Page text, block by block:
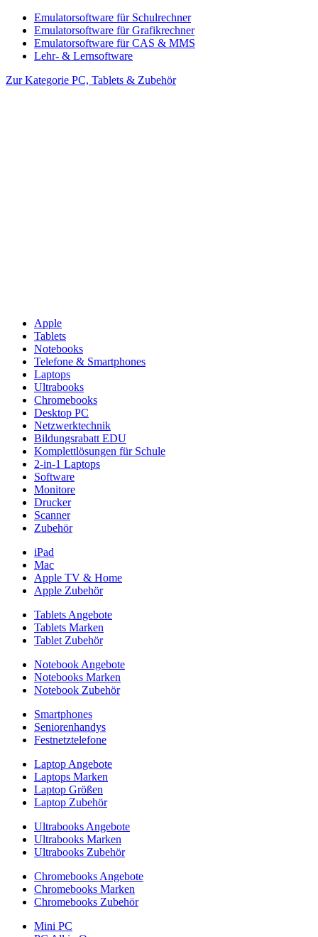
Emulatorsoftware für Schulrechner
Emulatorsoftware für Grafikrechner
Emulatorsoftware für CAS & MMS
Lehr- & Lernsoftware
Zur Kategorie PC, Tablets & Zubehör
Apple
Tablets
Notebooks
Telefone & Smartphones
Laptops
Ultrabooks
Chromebooks
Desktop PC
Netzwerktechnik
Bildungsrabatt EDU
Komplettlösungen für Schule
2-in-1 Laptops
Software
Monitore
Drucker
Scanner
Zubehör
iPad
Mac
Apple TV & Home
Apple Zubehör
Tablets Angebote
Tablets Marken
Tablet Zubehör
Notebook Angebote
Notebooks Marken
Notebook Zubehör
Smartphones
Seniorenhandys
Festnetztelefone
Laptop Angebote
Laptops Marken
Laptop Größen
Laptop Zubehör
Ultrabooks Angebote
Ultrabooks Marken
Ultrabooks Zubehör
Chromebooks Angebote
Chromebooks Marken
Chromebooks Zubehör
Mini PC